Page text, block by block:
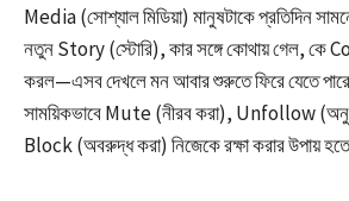
Media (সোশ্যাল মিডিয়া) মানুষটাকে প্রতিদিন
নতুন Story (স্টোরি), কার সঙ্গে কোথায় গেল, কে
করল—এসব দেখলে মন আবার শুরুতে ফিরে যেতে
সাময়িকভাবে Mute (নীরব করা), Unfollow
Block (অবরুদ্ধ করা) নিজেকে রক্ষা করার উপায়